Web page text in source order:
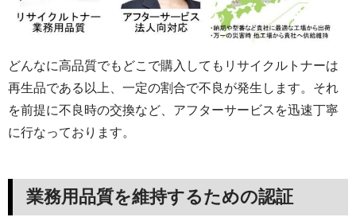
どんなに高品質でもどこで購入してもリサイクルトナーは
再生品である以上、一定の割合で不良が発生します。それ
を前提に不良時の交換など、アフターサービスを迅速丁寧
に行なっております。
業務用品質を維持するための認証